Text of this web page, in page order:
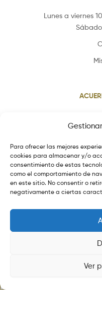
Para ofrecer las mejores
cookies para almacenar y/o
consentimiento de estas
como el comportamiento de
en este sitio. No consentir o
negativamente a ciertas
Ver
Lunes a viernes
Política